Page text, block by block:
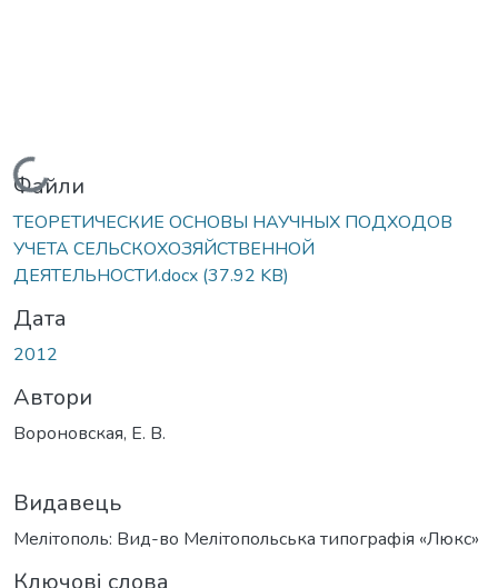
Вантажиться...
Файли
ТЕОРЕТИЧЕСКИЕ ОСНОВЫ НАУЧНЫХ ПОДХОДОВ
УЧЕТА СЕЛЬСКОХОЗЯЙСТВЕННОЙ
ДЕЯТЕЛЬНОСТИ.docx (37.92 KB)
Дата
2012
Автори
Вороновская, Е. В.
Видавець
Мелітополь: Вид-во Мелітопольська типографія «Люкс»
Ключові слова